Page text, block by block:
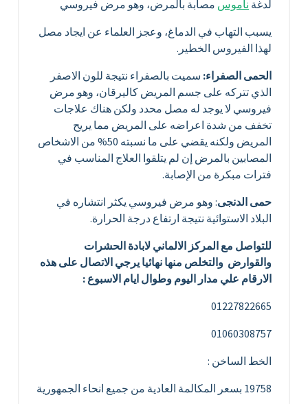
لدغةناموس مصابة بالمرض، وهو مرض فيروسي
يسبب التهاب في الدماغ، وعجز العلماء عن ايجاد مصل
لهذا الفيروس الخطير.
الحمى الصفراء:سميت بالصفراء نتيجة للون الاصفر
الذي تتركه على جسم المريض كاليرقان، وهو مرض
فيروسي لا يوجد له مصل محدد ولكن هناك علاجات
تخفف من شدة اعراضه على المريض مما يريح
المريض ولكنه يقضي على ما نسبته 50% من الاشخاص
المصابين بالمرض إن لم يتلقوا العلاج المناسب في
فترات مبكرة من الإصابة.
حمى الدنجى: وهو مرض فيروسي يكثر انتشاره في
البلاد الاستوائية نتيجة ارتفاع درجة الحرارة.
للتواصل مع المركز الالماني لابادة الحشرات
والقوارض والتخلص منها نهائيا يرجي الاتصال على هذه
الارقام علي مدار اليوم وطوال ايام الاسبوع :
01227822665
01060308757
الخط الساخن :
19758 بسعر المكالمة العادية من جميع انحاء الجمهورية